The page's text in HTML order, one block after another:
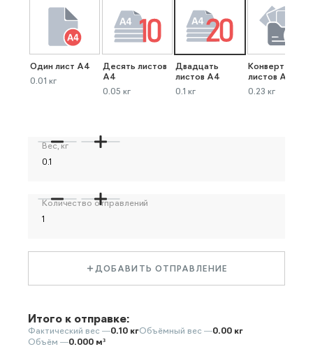
Один лист А4
0.01 кг
Десять листов
А4
0.05 кг
Двадцать
листов А4
0.1 кг
Конверт до 40
листов А4
0.23 кг
Вес, кг
Количество отправлений
ДОБАВИТЬ ОТПРАВЛЕНИЕ
Итого к отправке:
Фактический вес —0.10 кгОбъёмный вес —0.00 кг
Объём —0.000 м³